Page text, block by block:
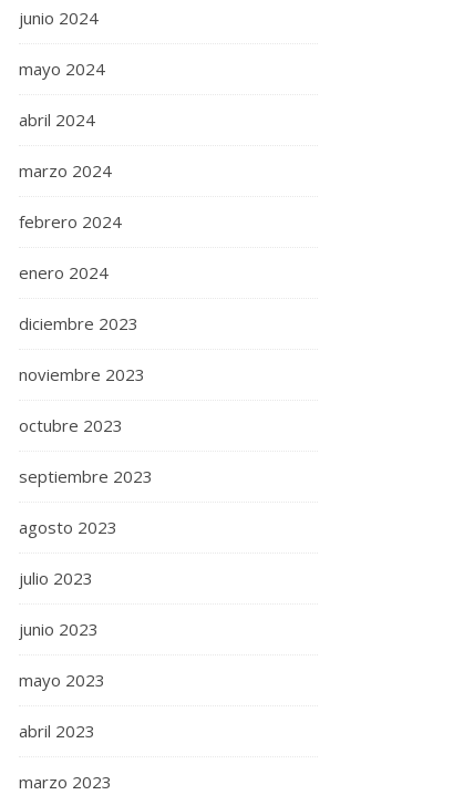
junio 2024
mayo 2024
abril 2024
marzo 2024
febrero 2024
enero 2024
diciembre 2023
noviembre 2023
octubre 2023
septiembre 2023
agosto 2023
julio 2023
junio 2023
mayo 2023
abril 2023
marzo 2023